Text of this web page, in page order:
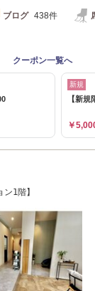
ブログ 438件
クーポン一覧へ
新規
【新
￥
ン1階】